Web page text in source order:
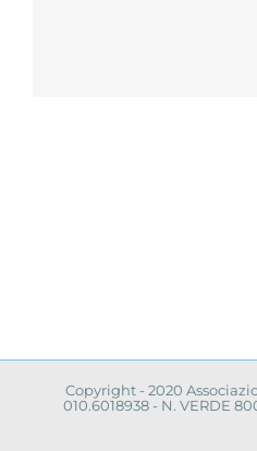
Copyright - 2020
010.6018938 - N. VERDE